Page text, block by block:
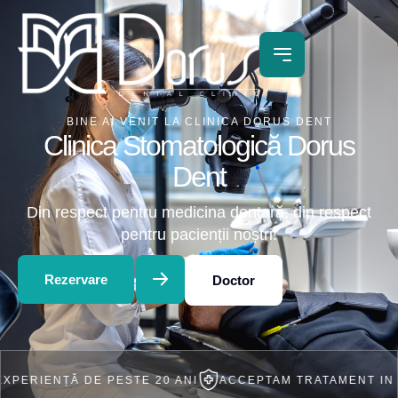
BINE AI VENIT LA CLINICA DORUS DENT
Clinica Stomatologică Dorus
Dent
Din respect pentru medicina dentară, din respect
pentru pacienții noștri!
Rezervare Doctor
DE PESTE 20 ANI ACCEPTAM TRATAMENT IN RATE